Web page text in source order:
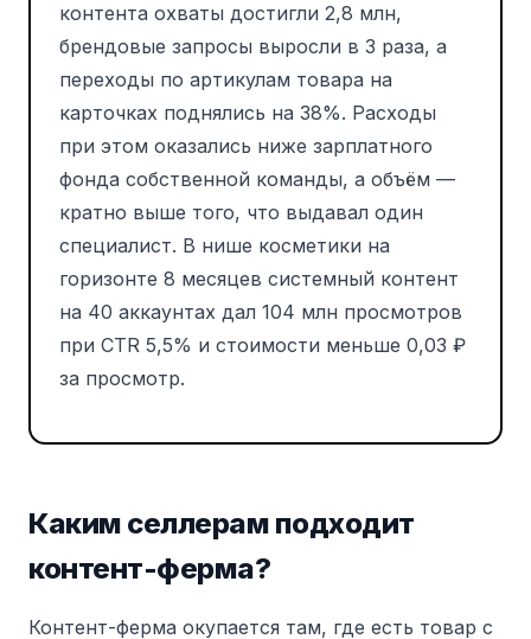
контента охваты достигли 2,8 млн,
брендовые запросы выросли в 3 раза, а
переходы по артикулам товара на
карточках поднялись на 38%. Расходы
при этом оказались ниже зарплатного
фонда собственной команды, а объём —
кратно выше того, что выдавал один
специалист. В нише косметики на
горизонте 8 месяцев системный контент
на 40 аккаунтах дал 104 млн просмотров
при CTR 5,5% и стоимости меньше 0,03 ₽
за просмотр.
Каким селлерам подходит
контент-ферма?
Контент-ферма окупается там, где есть товар с